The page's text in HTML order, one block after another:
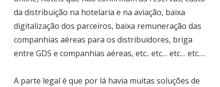
da distribuição na hotelaria e na aviação, baixa
digitalização dos parceiros, baixa remuneração das
companhias aéreas para os distribuidores, briga
entre GDS e companhias aéreas, etc.. etc… etc… etc….
A parte legal é que por lá havia muitas soluções de